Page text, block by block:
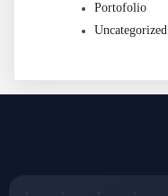
Portofolio
Uncategorized